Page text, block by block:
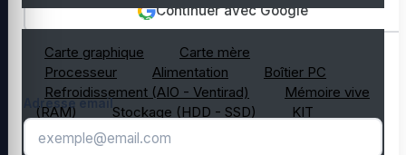
Composant PC occasion
Carte graphique
Carte mère
Processeur
Alimentation
Boîtier PC
Refroidissement (AIO - Ventirad)
Mémoire vive
(RAM)
Stockage (HDD - SSD)
KIT
composant PC gamer
Continuer avec Google
OU
Adresse email